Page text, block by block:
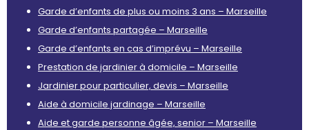
Garde d’enfants de plus ou moins 3 ans – Marseille
Garde d’enfants partagée – Marseille
Garde d’enfants en cas d’imprévu – Marseille
Prestation de jardinier à domicile – Marseille
Jardinier pour particulier, devis – Marseille
Aide à domicile jardinage – Marseille
Aide et garde personne âgée, senior – Marseille